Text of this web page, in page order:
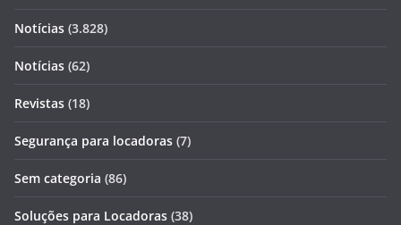
Notícias (3.828)
Notícias (62)
Revistas (18)
Segurança para locadoras (7)
Sem categoria (86)
Soluções para Locadoras (38)